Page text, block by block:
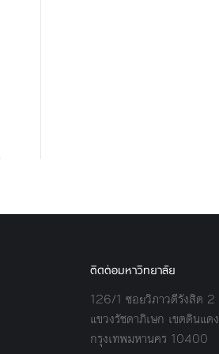
ติดต่อมหาวิทยาลัย
126/1 ซอยวิภาวดีรังสิต 2
แขวงรัชดาภิเษก เขตดินแดง
กรุงเทพมหานคร 10400